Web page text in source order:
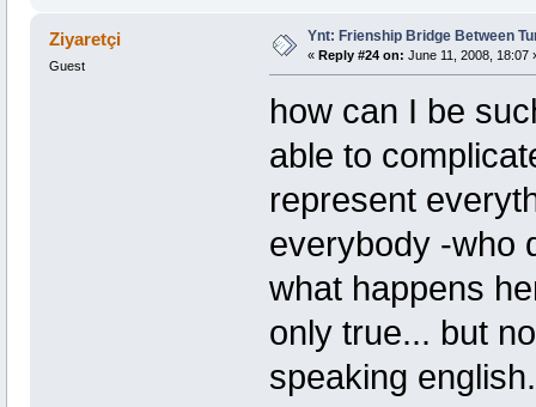
Ziyaretçi
Guest
Ynt: Frienship Bridge Between
« Reply #24 on: June 11, 2008, 18:07
how can I be
able to
represent
everybody -who
what happens
only true... but
speaking english.